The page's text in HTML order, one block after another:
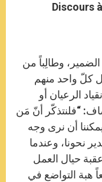
Discours
وطالِباً من
كلّ واحد منهم
الرعيان أو
“فلنتذكّر أنّ مَن
أن نرى وجه
نحونا، وعندما
حيال العمل
هبة التواضع في